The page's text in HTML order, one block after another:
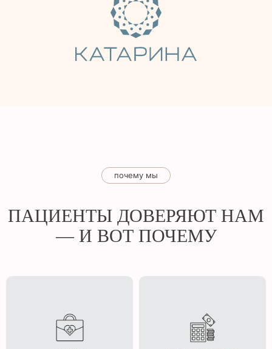
почему мы
ПАЦИЕНТЫ ДОВЕРЯЮТ НАМ
— И ВОТ ПОЧЕМУ